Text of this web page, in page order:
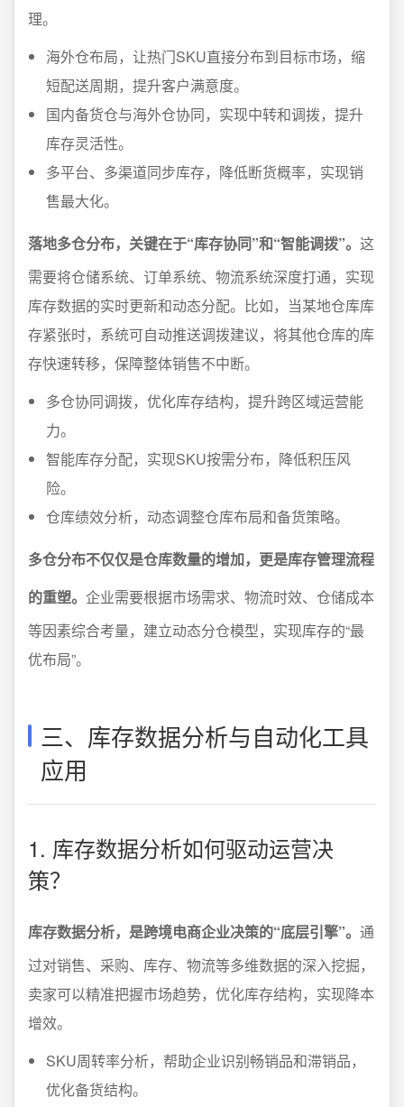
理。
海外仓布局，让热门SKU直接分布到目标市场，缩
短配送周期，提升客户满意度。
国内备货仓与海外仓协同，实现中转和调拨，提升
库存灵活性。
多平台、多渠道同步库存，降低断货概率，实现销
售最大化。
落地多仓分布，关键在于“库存协同”和“智能调拨”。 这
需要将仓储系统、订单系统、物流系统深度打通，实现
库存数据的实时更新和动态分配。比如，当某地仓库库
存紧张时，系统可自动推送调拨建议，将其他仓库的库
存快速转移，保障整体销售不中断。
多仓协同调拨，优化库存结构，提升跨区域运营能
力。
智能库存分配，实现SKU按需分布，降低积压风
险。
仓库绩效分析，动态调整仓库布局和备货策略。
多仓分布不仅仅是仓库数量的增加，更是库存管理流程
的重塑。 企业需要根据市场需求、物流时效、仓储成本
等因素综合考量，建立动态分仓模型，实现库存的“最
优布局”。
三、库存数据分析与自动化工具
应用
1. 库存数据分析如何驱动运营决
策？
库存数据分析，是跨境电商企业决策的“底层引擎”。 通
过对销售、采购、库存、物流等多维数据的深入挖掘，
卖家可以精准把握市场趋势，优化库存结构，实现降本
增效。
SKU周转率分析，帮助企业识别畅销品和滞销品，
优化备货结构。